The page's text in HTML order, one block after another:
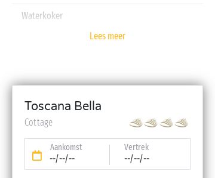
Waterkoker
Lees meer
Toscana Bella
Cottage
Aankomst
--/--/--
Vertrek
--/--/--